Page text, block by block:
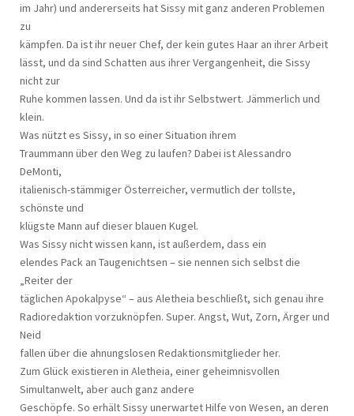
im Jahr) und andererseits hat Sissy mit ganz anderen Problemen
zu
kämpfen. Da ist ihr neuer Chef, der kein gutes Haar an ihrer Arbeit
lässt, und da sind Schatten aus ihrer Vergangenheit, die Sissy
nicht zur
Ruhe kommen lassen. Und da ist ihr Selbstwert. Jämmerlich und
klein.
Was nützt es Sissy, in so einer Situation ihrem
Traummann über den Weg zu laufen? Dabei ist Alessandro
DeMonti,
italienisch-stämmiger Österreicher, vermutlich der tollste,
schönste und
klügste Mann auf dieser blauen Kugel.
Was Sissy nicht wissen kann, ist außerdem, dass ein
elendes Pack an Taugenichtsen – sie nennen sich selbst die
„Reiter der
täglichen Apokalpyse“ – aus Aletheia beschließt, sich genau ihre
Radioredaktion vorzuknöpfen. Super. Angst, Wut, Zorn, Ärger und
Neid
fallen über die ahnungslosen Redaktionsmitglieder her.
Zum Glück existieren in Aletheia, einer geheimnisvollen
Simultanwelt, aber auch ganz andere
Geschöpfe. So erhält Sissy unerwartet Hilfe von Wesen, an deren